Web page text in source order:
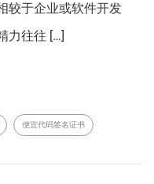
较于企业或软件开发
力往往 […]
便宜代码签名证书